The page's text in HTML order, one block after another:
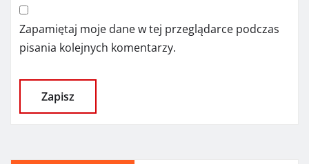
Zapamiętaj moje dane w tej przeglądarce podczas
pisania kolejnych komentarzy.